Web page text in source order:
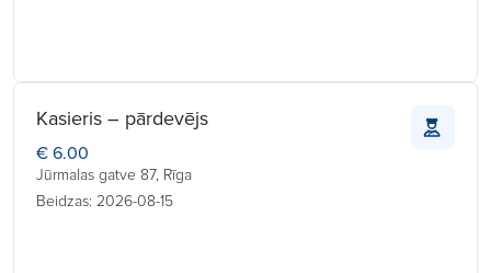
Kasieris – pārdevējs
€ 6.00
Jūrmalas gatve 87, Rīga
Beidzas: 2026-08-15